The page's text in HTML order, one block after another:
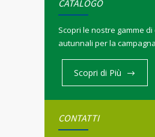
CATALOGO
Scopri le nostre gamme di
autunnali per la
Scopri di Più
CONTATTI